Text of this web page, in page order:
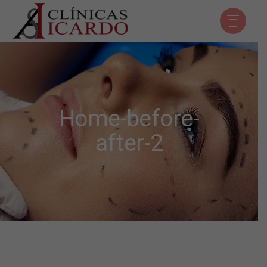
Home-before-
after-2